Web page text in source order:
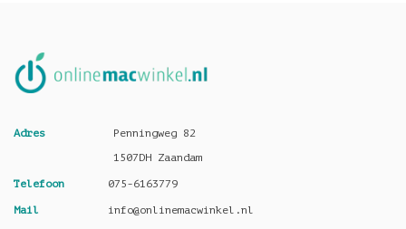
Adres
Penningweg 82
1507DH Zaandam
Telefoon 075-6163779
Mail info@onlinemacwinkel.nl